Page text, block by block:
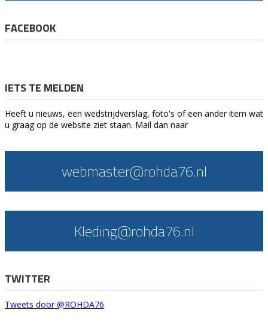
FACEBOOK
IETS TE MELDEN
Heeft u nieuws, een wedstrijdverslag, foto's of een ander item wat
u graag op de website ziet staan. Mail dan naar
webmaster@rohda76.nl
Kleding@rohda76.nl
TWITTER
Tweets door @ROHDA76